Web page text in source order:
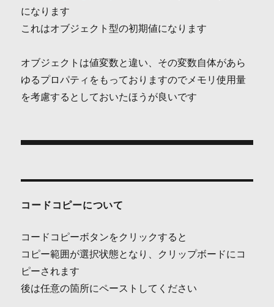
になります
これはオブジェクト型の初期値になります
オブジェクトは値変数と違い、その変数自体があら
ゆるプロパティをもっておりますのでメモリ使用量
を考慮するとしておいたほうが良いです
稿
ナ
ビ
ゲ
ー
コードコピーについて
コードコピーボタンをクリックすると
コピー範囲が選択状態となり、クリップボードにコ
ピーされます
後は任意の箇所にペーストしてください